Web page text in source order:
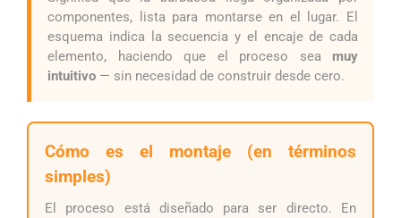
componentes, lista para montarse en el lugar. El
esquema indica la secuencia y el encaje de cada
elemento, haciendo que el proceso sea muy
intuitivo — sin necesidad de construir desde cero.
Cómo es el montaje (en términos
simples)
El proceso está diseñado para ser directo. En